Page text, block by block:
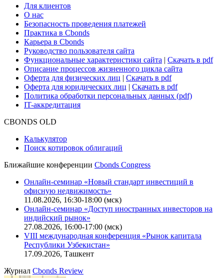
Для клиентов
О нас
Безопасность проведения платежей
Практика в Cbonds
Карьера в Cbonds
Руководство пользователя сайта
Функциональные характеристики сайта | Скачать в pdf
Описание процессов жизненного цикла сайта
Оферта для физических лиц | Скачать в pdf
Оферта для юридических лиц | Скачать в pdf
Политика обработки персональных данных (pdf)
IT-аккредитация
CBONDS OLD
Калькулятор
Поиск котировок облигаций
Ближайшие конференции Cbonds Congress
Онлайн-семинар «Новый стандарт инвестиций в
офисную недвижимость»
11.08.2026, 16:30-18:00 (мск)
Онлайн-семинар «Доступ иностранных инвесторов на
индийский рынок»
27.08.2026, 16:00-17:00 (мск)
VIII международная конференция «Рынок капитала
Республики Узбекистан»
17.09.2026, Ташкент
Журнал Cbonds Review